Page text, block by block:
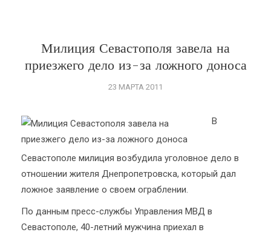
Милиция Севастополя завела на
приезжего дело из-за ложного доноса
23 МАРТА 2011
В
Севастополе милиция возбудила уголовное дело в
отношении жителя Днепропетровска, который дал
ложное заявление о своем ограблении.
По данным пресс-службы Управления МВД в
Севастополе, 40-летний мужчина приехал в